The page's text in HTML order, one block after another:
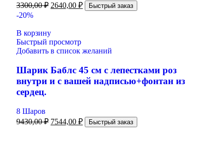
3300,00₽ 2640,00 ₽ Быстрый заказ
-20%
В корзину
Быстрый просмотр
Добавить в список желаний
Шарик Баблс 45 см с лепестками роз
внутри и с вашей надписью+фонтан из
сердец.
8 Шаров
9430,00₽ 7544,00 ₽ Быстрый заказ